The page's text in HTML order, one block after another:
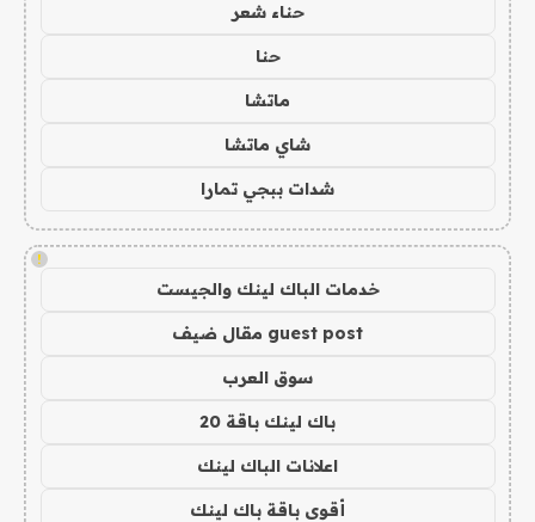
حناء شعر
حنا
ماتشا
شاي ماتشا
شدات ببجي تمارا
!
خدمات الباك لينك والجيست
guest post مقال ضيف
سوق العرب
باك لينك باقة 20
اعلانات الباك لينك
أقوى باقة باك لينك